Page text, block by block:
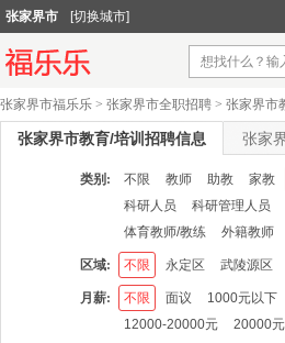
张家界市 [切换城市]
张家界市福乐乐 > 张家界市全职招聘 > 张家界市
张家界市教育/培训招聘信息 张家
类别: 不限 教师 助教 家教
科研人员
科研管理人员
体育教师/教练
外籍教师
区域: 不限 永定区 武陵源区
月薪: 不限 面议 1000元以下
12000-20000元
20000